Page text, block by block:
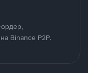
Binance P2P.